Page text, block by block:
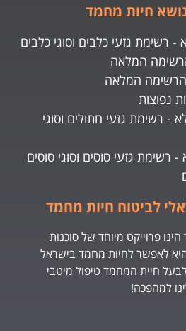
חיות מחמד
רשימת גזעי כלבים וסוגי כלבים
המלאה
המלאה
נפוצות
- רשימת גזעי חתולים וסוגי
רשימת גזעי סוסים וסוגי סוסים
לביטוח חיות מחמד
פרוייקט מיוחד של סוכנות
לאפשר לחיות מחמד בישראל
חיית המחמד טיפול מיטבי
למהפכה!